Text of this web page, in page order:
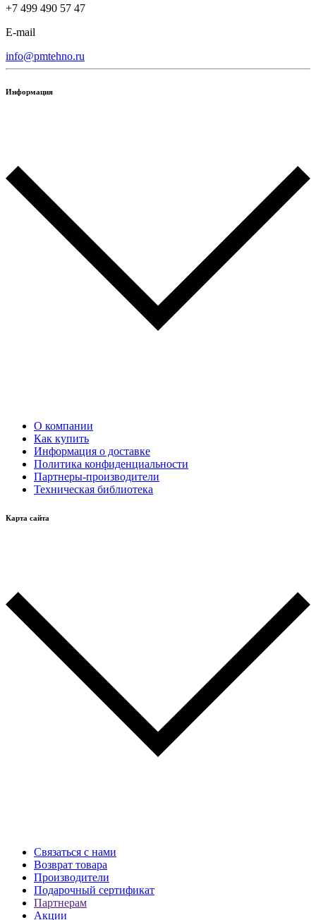
+7 499 490 57 47
E-mail
info@pmtehno.ru
Информация
О компании
Как купить
Информация о доставке
Политика конфиденциальности
Партнеры-производители
Техническая библиотека
Карта сайта
Связаться с нами
Возврат товара
Производители
Подарочный сертификат
Партнерам
Акции